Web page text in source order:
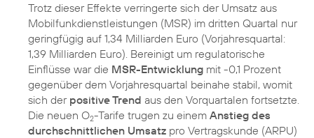
Trotz dieser Effekte verringerte sich der Umsatz aus
Mobilfunkdienstleistungen (MSR) im dritten Quartal nur
geringfügig auf 1,34 Milliarden Euro (Vorjahresquartal:
1,39 Milliarden Euro). Bereinigt um regulatorische
Einflüsse war die MSR-Entwicklung mit -0,1 Prozent
gegenüber dem Vorjahresquartal beinahe stabil, womit
sich der positive Trend aus den Vorquartalen fortsetzte.
Die neuen O2-Tarife trugen zu einem Anstieg des
durchschnittlichen Umsatz pro Vertragskunde (ARPU)